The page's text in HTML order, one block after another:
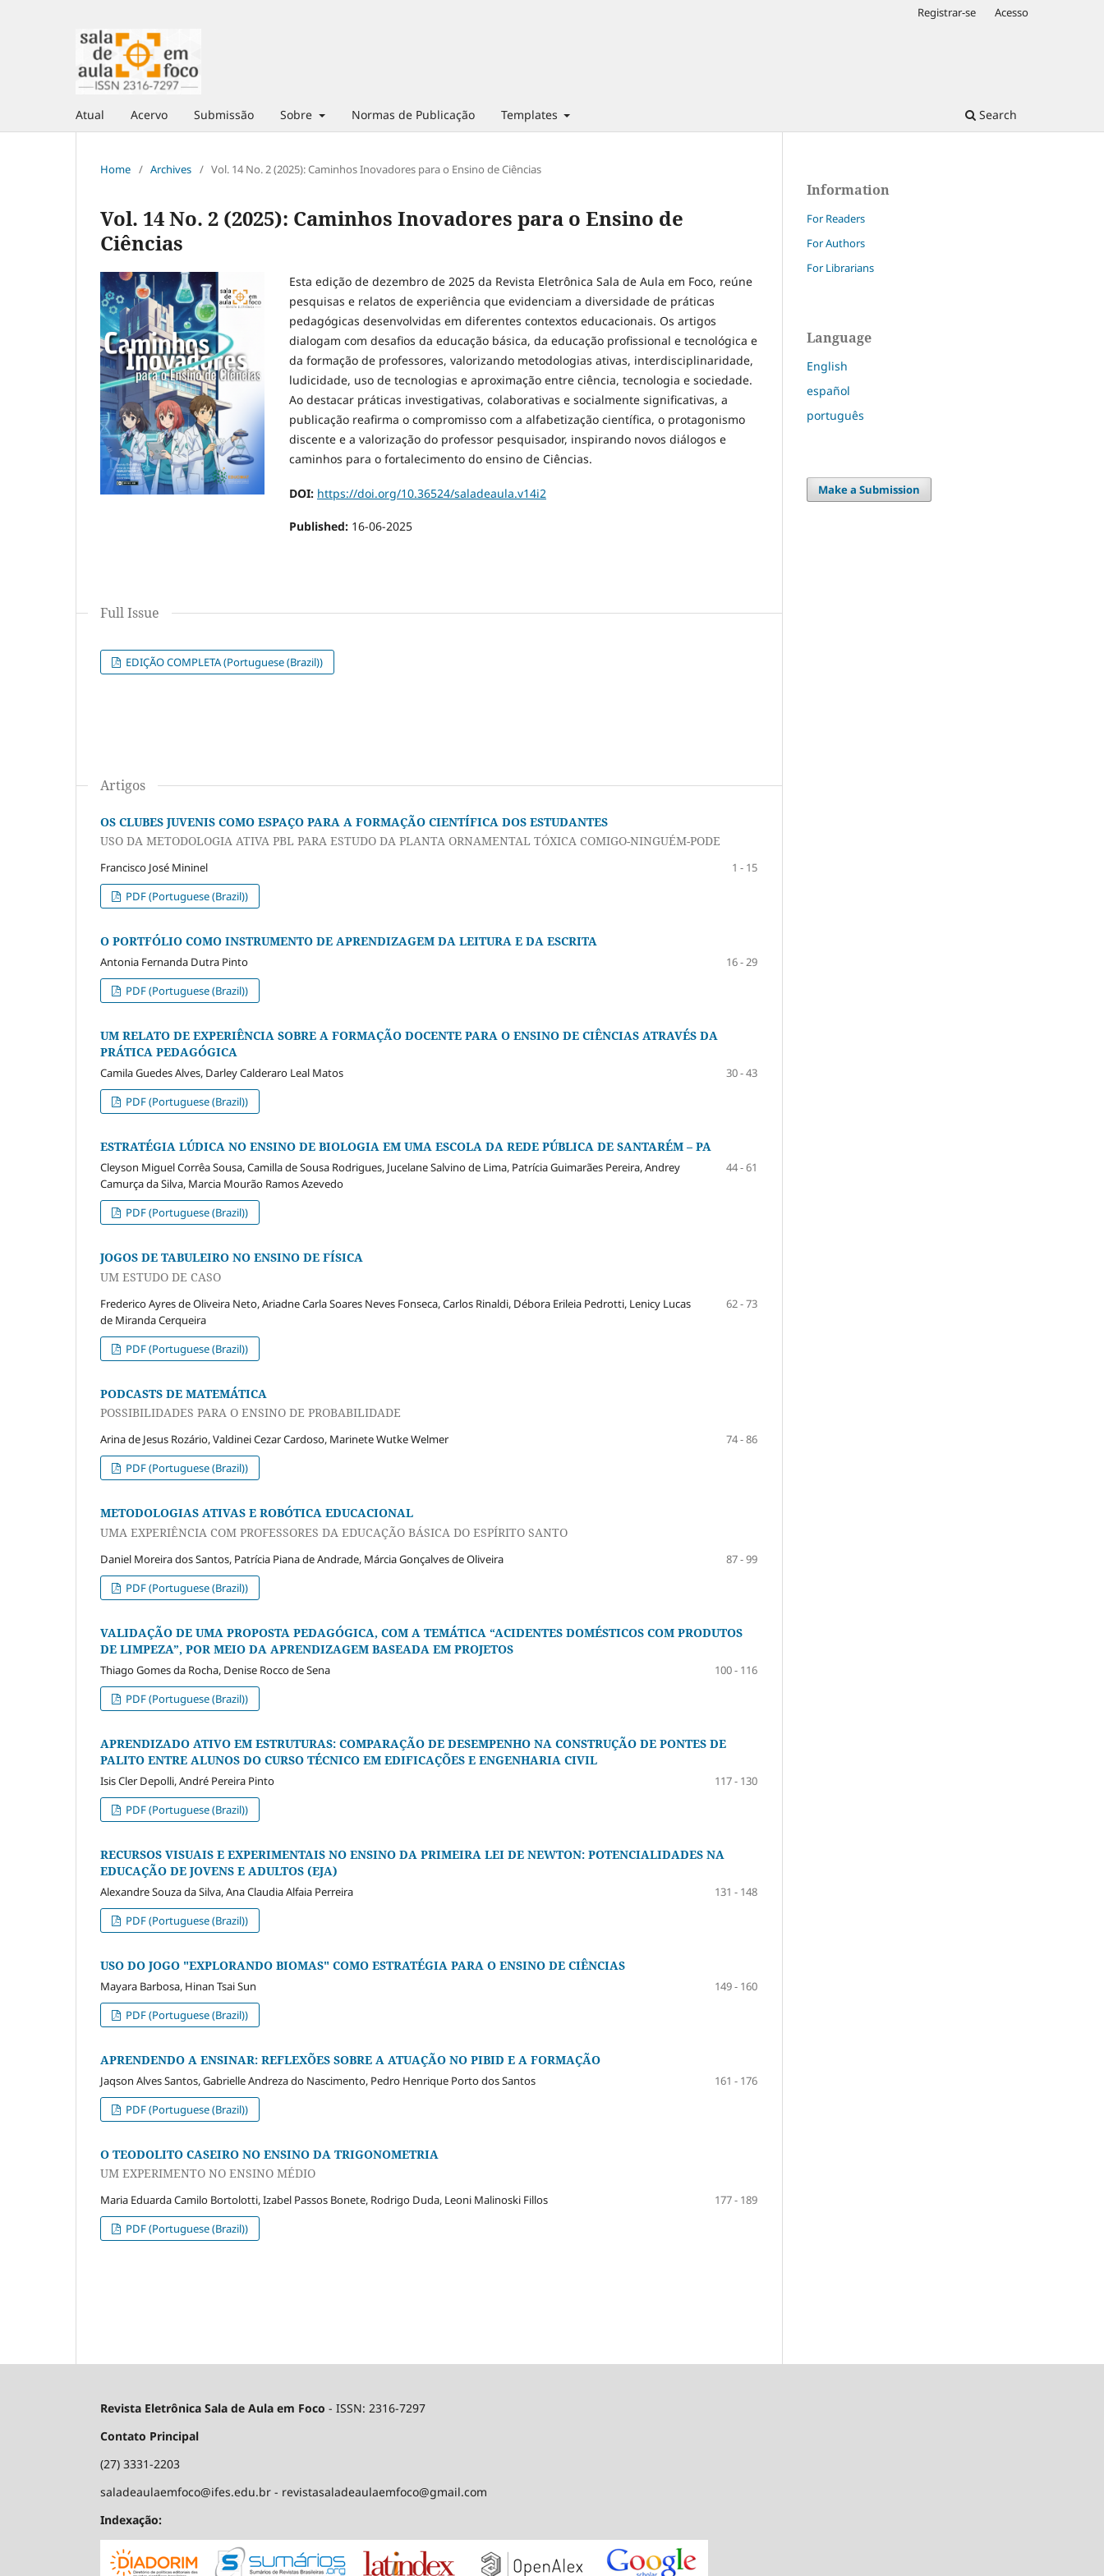
Atual Acervo Submissão Sobre Normas de Publicação Templates Search
Registrar-se Acesso
Home / Archives / Vol. 14 No. 2 (2025): Caminhos Inovadores para o Ensino de Ciências
Vol. 14 No. 2 (2025): Caminhos Inovadores para o Ensino de
Ciências
Esta edição de dezembro de 2025 da Revista Eletrônica Sala de Aula em Foco, reúne
pesquisas e relatos de experiência que evidenciam a diversidade de práticas
pedagógicas desenvolvidas em diferentes contextos educacionais. Os artigos
dialogam com desafios da educação básica, da educação profissional e tecnológica e
da formação de professores, valorizando metodologias ativas, interdisciplinaridade,
ludicidade, uso de tecnologias e aproximação entre ciência, tecnologia e sociedade.
Ao destacar práticas investigativas, colaborativas e socialmente significativas, a
publicação reafirma o compromisso com a alfabetização científica, o protagonismo
discente e a valorização do professor pesquisador, inspirando novos diálogos e
caminhos para o fortalecimento do ensino de Ciências.
DOI: https://doi.org/10.36524/saladeaula.v14i2
Published: 16-06-2025
Full Issue
EDIÇÃO COMPLETA (Portuguese (Brazil))
Artigos
OS CLUBES JUVENIS COMO ESPAÇO PARA A FORMAÇÃO CIENTÍFICA DOS ESTUDANTES
USO DA METODOLOGIA ATIVA PBL PARA ESTUDO DA PLANTA ORNAMENTAL TÓXICA COMIGO-NINGUÉM-PODE
Francisco José Mininel
1 - 15
PDF (Portuguese (Brazil))
O PORTFÓLIO COMO INSTRUMENTO DE APRENDIZAGEM DA LEITURA E DA ESCRITA
Antonia Fernanda Dutra Pinto
16 - 29
PDF (Portuguese (Brazil))
UM RELATO DE EXPERIÊNCIA SOBRE A FORMAÇÃO DOCENTE PARA O ENSINO DE CIÊNCIAS ATRAVÉS DA
PRÁTICA PEDAGÓGICA
Camila Guedes Alves, Darley Calderaro Leal Matos
30 - 43
PDF (Portuguese (Brazil))
ESTRATÉGIA LÚDICA NO ENSINO DE BIOLOGIA EM UMA ESCOLA DA REDE PÚBLICA DE SANTARÉM – PA
Cleyson Miguel Corrêa Sousa, Camilla de Sousa Rodrigues, Jucelane Salvino de Lima, Patrícia Guimarães Pereira, Andrey
Camurça da Silva, Marcia Mourão Ramos Azevedo
44 - 61
PDF (Portuguese (Brazil))
JOGOS DE TABULEIRO NO ENSINO DE FÍSICA
UM ESTUDO DE CASO
Frederico Ayres de Oliveira Neto, Ariadne Carla Soares Neves Fonseca, Carlos Rinaldi, Débora Erileia Pedrotti, Lenicy Lucas
de Miranda Cerqueira
62 - 73
PDF (Portuguese (Brazil))
PODCASTS DE MATEMÁTICA
POSSIBILIDADES PARA O ENSINO DE PROBABILIDADE
Arina de Jesus Rozário, Valdinei Cezar Cardoso, Marinete Wutke Welmer
74 - 86
PDF (Portuguese (Brazil))
METODOLOGIAS ATIVAS E ROBÓTICA EDUCACIONAL
UMA EXPERIÊNCIA COM PROFESSORES DA EDUCAÇÃO BÁSICA DO ESPÍRITO SANTO
Daniel Moreira dos Santos, Patrícia Piana de Andrade, Márcia Gonçalves de Oliveira
87 - 99
PDF (Portuguese (Brazil))
VALIDAÇÃO DE UMA PROPOSTA PEDAGÓGICA, COM A TEMÁTICA “ACIDENTES DOMÉSTICOS COM PRODUTOS
DE LIMPEZA”, POR MEIO DA APRENDIZAGEM BASEADA EM PROJETOS
Thiago Gomes da Rocha, Denise Rocco de Sena
100 - 116
PDF (Portuguese (Brazil))
APRENDIZADO ATIVO EM ESTRUTURAS: COMPARAÇÃO DE DESEMPENHO NA CONSTRUÇÃO DE PONTES DE
PALITO ENTRE ALUNOS DO CURSO TÉCNICO EM EDIFICAÇÕES E ENGENHARIA CIVIL
Isis Cler Depolli, André Pereira Pinto
117 - 130
PDF (Portuguese (Brazil))
RECURSOS VISUAIS E EXPERIMENTAIS NO ENSINO DA PRIMEIRA LEI DE NEWTON: POTENCIALIDADES NA
EDUCAÇÃO DE JOVENS E ADULTOS (EJA)
Alexandre Souza da Silva, Ana Claudia Alfaia Perreira
131 - 148
PDF (Portuguese (Brazil))
USO DO JOGO "EXPLORANDO BIOMAS" COMO ESTRATÉGIA PARA O ENSINO DE CIÊNCIAS
Mayara Barbosa, Hinan Tsai Sun
149 - 160
PDF (Portuguese (Brazil))
APRENDENDO A ENSINAR: REFLEXÕES SOBRE A ATUAÇÃO NO PIBID E A FORMAÇÃO
Jaqson Alves Santos, Gabrielle Andreza do Nascimento, Pedro Henrique Porto dos Santos
161 - 176
PDF (Portuguese (Brazil))
O TEODOLITO CASEIRO NO ENSINO DA TRIGONOMETRIA
UM EXPERIMENTO NO ENSINO MÉDIO
Maria Eduarda Camilo Bortolotti, Izabel Passos Bonete, Rodrigo Duda, Leoni Malinoski Fillos
177 - 189
PDF (Portuguese (Brazil))
Information
For Readers
For Authors
For Librarians
Language
English
español
português
Make a Submission
Revista Eletrônica Sala de Aula em Foco - ISSN: 2316-7297
Contato Principal
(27) 3331-2203
saladeaulaemfoco@ifes.edu.br - revistasaladeaulaemfoco@gmail.com
Indexação: